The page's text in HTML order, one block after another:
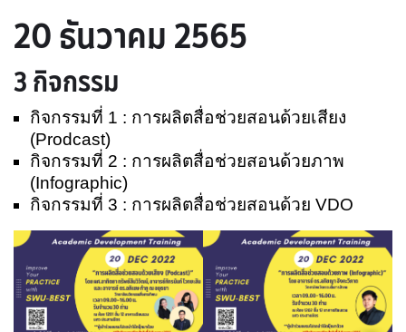
20 ธันวาคม 2565
3 กิจกรรม
กิจกรรมที่ 1 : การผลิตสื่อช่วยสอนด้วยเสียง
(Prodcast)
กิจกรรมที่ 2 : การผลิตสื่อช่วยสอนด้วยภาพ
(Infographic)
กิจกรรมที่ 3 : การผลิตสื่อช่วยสอนด้วย VDO